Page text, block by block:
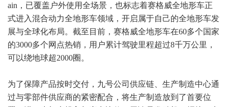
ain，已覆盖户外使用全场景，也标志着赛格威全地形车正
式进入混合动力全地形车领域，开启属于自己的全地形车发
展与全球化布局。截至目前，赛格威全地形车在60多个国家
的3000多个网点热销，用户累计驾驶里程超过8千万公里，
可以绕地球超2000圈。
为了保障产品按时交付，九号公司供应链、生产制造中心通
过与零部件供应商的紧密配合，将生产制造放到了首要位